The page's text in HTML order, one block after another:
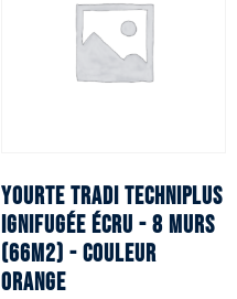
YOURTE TRADI TECHNIPLUS
ignifugée écru - 8 murs
(66m2) - Couleur
orange